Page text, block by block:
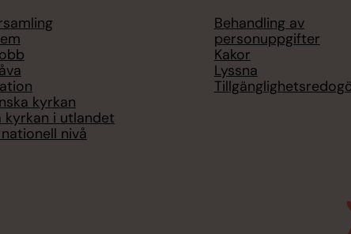
kyrkan
kyrkan i utlandet
nivå
Behandling av
personuppgifter
Kakor
Lyssna